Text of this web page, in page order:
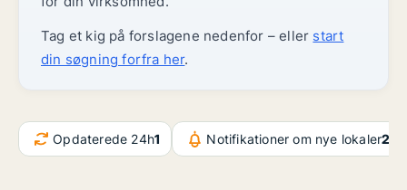
Tag et kig på forslagene nedenfor – eller start
din søgning forfra her.
Opdaterede 24h1 Notifikationer om nye lokaler22